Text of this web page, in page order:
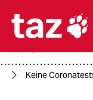

Keine